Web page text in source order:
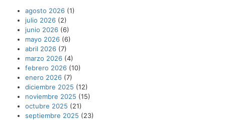
agosto 2026 (1)
julio 2026 (2)
junio 2026 (6)
mayo 2026 (6)
abril 2026 (7)
marzo 2026 (4)
febrero 2026 (10)
enero 2026 (7)
diciembre 2025 (12)
noviembre 2025 (15)
octubre 2025 (21)
septiembre 2025 (23)